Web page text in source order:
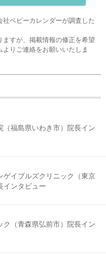
ベビーカレンダーが調査した
すが、掲載情報の修正を希望
よりご連絡をお願いいたしま
（福島県いわき市）院長イン
ゲイブルズクリニック（東京
インタビュー
ク（青森県弘前市）院長イン